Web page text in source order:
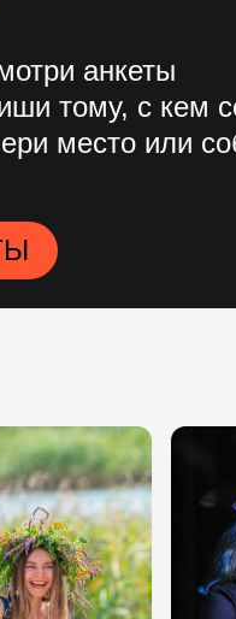
анкеты
тому, с кем
место или